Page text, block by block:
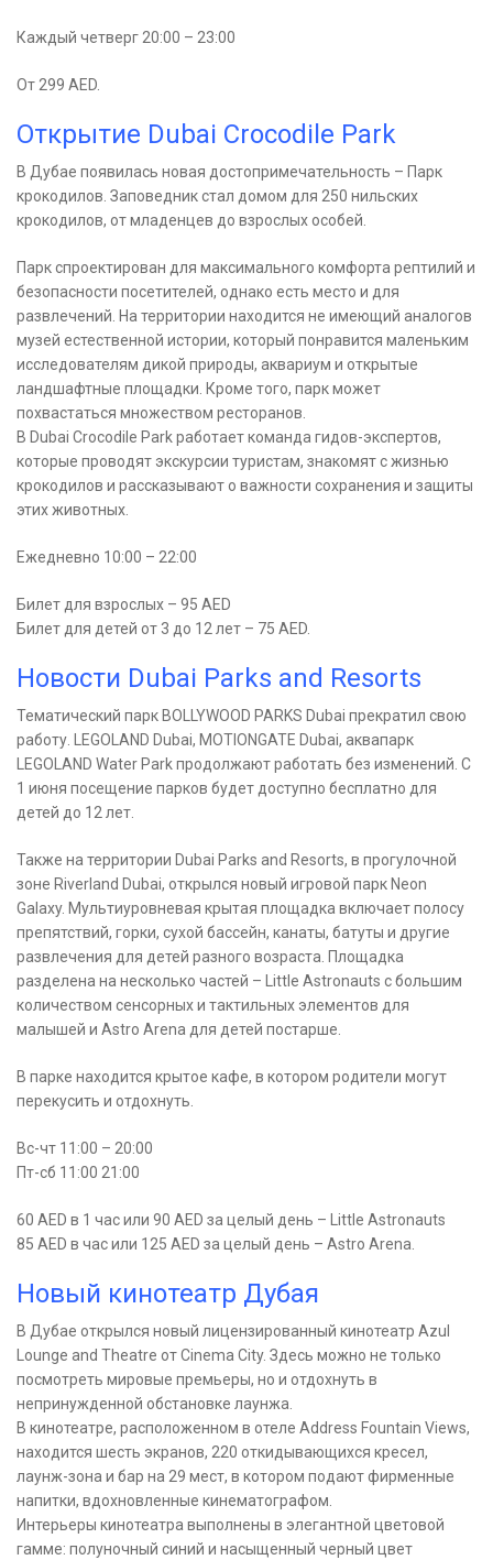
Каждый четверг 20:00 – 23:00
От 299 AED.
Открытие Dubai Crocodile Park
В Дубае появилась новая достопримечательность – Парк
крокодилов. Заповедник стал домом для 250 нильских
крокодилов, от младенцев до взрослых особей.
Парк спроектирован для максимального комфорта рептилий и
безопасности посетителей, однако есть место и для
развлечений. На территории находится не имеющий аналогов
музей естественной истории, который понравится маленьким
исследователям дикой природы, аквариум и открытые
ландшафтные площадки. Кроме того, парк может
похвастаться множеством ресторанов.
В Dubai Crocodile Park работает команда гидов-экспертов,
которые проводят экскурсии туристам, знакомят с жизнью
крокодилов и рассказывают о важности сохранения и защиты
этих животных.
Ежедневно 10:00 – 22:00
Билет для взрослых – 95 AED
Билет для детей от 3 до 12 лет – 75 AED.
Новости Dubai Parks and Resorts
Тематический парк BOLLYWOOD PARKS Dubai прекратил свою
работу. LEGOLAND Dubai, MOTIONGATE Dubai, аквапарк
LEGOLAND Water Park продолжают работать без изменений. С
1 июня посещение парков будет доступно бесплатно для
детей до 12 лет.
Также на территории Dubai Parks and Resorts, в прогулочной
зоне Riverland Dubai, открылся новый игровой парк Neon
Galaxy. Мультиуровневая крытая площадка включает полосу
препятствий, горки, сухой бассейн, канаты, батуты и другие
развлечения для детей разного возраста. Площадка
разделена на несколько частей – Little Astronauts с большим
количеством сенсорных и тактильных элементов для
малышей и Astro Arena для детей постарше.
В парке находится крытое кафе, в котором родители могут
перекусить и отдохнуть.
Вс-чт 11:00 – 20:00
Пт-сб 11:00 21:00
60 AED в 1 час или 90 AED за целый день – Little Astronauts
85 AED в час или 125 AED за целый день – Astro Arena.
Новый кинотеатр Дубая
В Дубае открылся новый лицензированный кинотеатр Azul
Lounge and Theatre от Cinema City. Здесь можно не только
посмотреть мировые премьеры, но и отдохнуть в
непринужденной обстановке лаунжа.
В кинотеатре, расположенном в отеле Address Fountain Views,
находится шесть экранов, 220 откидывающихся кресел,
лаунж-зона и бар на 29 мест, в котором подают фирменные
напитки, вдохновленные кинематографом.
Интерьеры кинотеатра выполнены в элегантной цветовой
гамме: полуночный синий и насыщенный черный цвет